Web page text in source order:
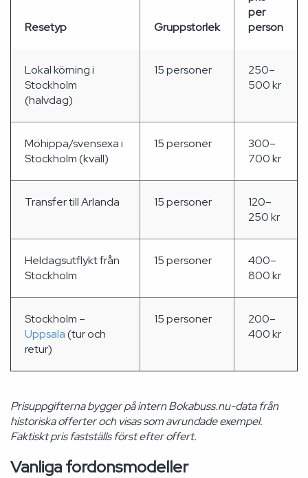
Resetyp Gruppstorlek
per
person
Lokal körning i
Stockholm
(halvdag)
15 personer
250–
500 kr
Möhippa/svensexa i
Stockholm (kväll)
15 personer
300–
700 kr
Transfer till Arlanda 15 personer
120–
250 kr
Heldagsutflykt från
Stockholm
15 personer
400–
800 kr
Stockholm –
Uppsala(tur och
retur)
15 personer
200–
400 kr
Prisuppgifterna bygger på intern Bokabuss.nu-data från
historiska offerter och visas som avrundade exempel.
Faktiskt pris fastställs först efter offert.
Vanliga fordonsmodeller